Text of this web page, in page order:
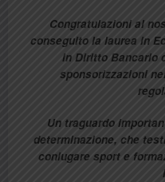
Congratulazioni al
conseguito la laurea in
in Diritto Bancario
sponsorizzazioni
Un traguardo
determinazione, che
coniugare sport e